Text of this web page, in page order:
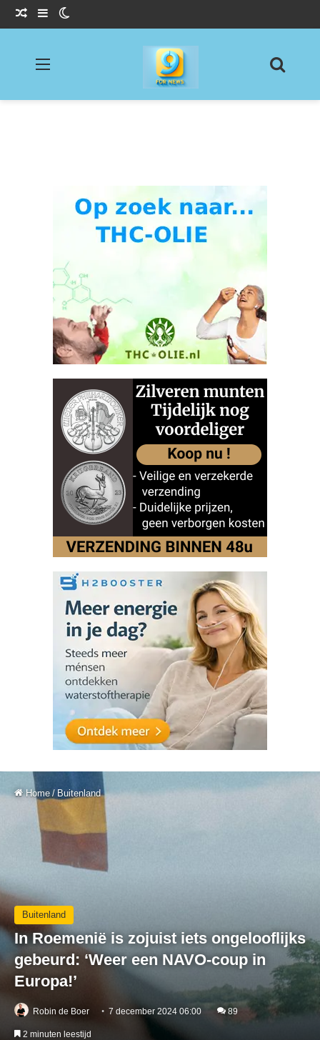
Willekeurig Artikel
Sidebar
Home / Buitenland
Buitenland
In Roemenië is zojuist iets ongelooflijks
gebeurd: ‘Weer een NAVO-coup in
Europa!’
Robin de Boer 7 december 2024 06:00 89
2 minuten leestijd